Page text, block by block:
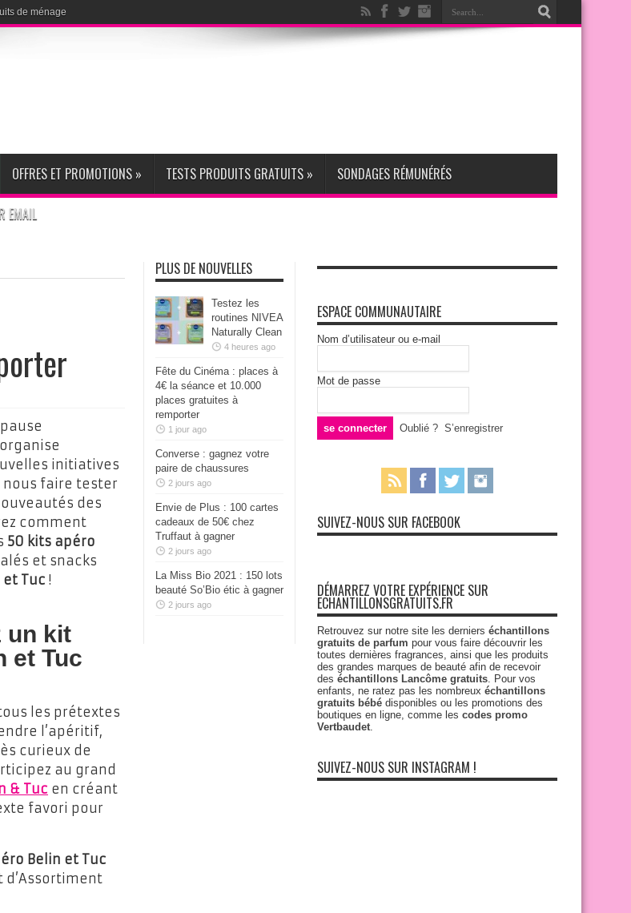
de ménage
OFFRES ET PROMOTIONS » TESTS PRODUITS GRATUITS » SONDAGES RÉMUNÉRÉS
EMAIL
organise
initiatives
faire tester
des
comment
50 kits apéro
et snacks
et Tuc !
un kit
et Tuc
les prétextes
l’apéritif,
curieux de
au grand
& Tuc en créant
favori pour
Belin et Tuc
d’Assortiment
PLUS DE NOUVELLES
Testez les
routines NIVEA
Naturally Clean
4 heures ago
Fête du Cinéma : places à
4€ la séance et 10.000
places gratuites à
remporter
1 jour ago
Converse : gagnez votre
paire de chaussures
2 jours ago
Envie de Plus : 100 cartes
cadeaux de 50€ chez
Truffaut à gagner
2 jours ago
La Miss Bio 2021 : 150 lots
beauté So’Bio étic à gagner
2 jours ago
ESPACE COMMUNAUTAIRE
Nom d’utilisateur ou e-mail
Mot de passe
Oublié ? S’enregistrer
SUIVEZ-NOUS SUR FACEBOOK
DÉMARREZ VOTRE EXPÉRIENCE SUR
ECHANTILLONSGRATUITS.FR
Retrouvez sur notre site les derniers échantillons
gratuits de parfum pour vous faire découvrir les
toutes dernières fragrances, ainsi que les produits
des grandes marques de beauté afin de recevoir
des échantillons Lancôme gratuits. Pour vos
enfants, ne ratez pas les nombreux échantillons
gratuits bébé disponibles ou les promotions des
boutiques en ligne, comme les codes promo
Vertbaudet.
SUIVEZ-NOUS SUR INSTAGRAM !